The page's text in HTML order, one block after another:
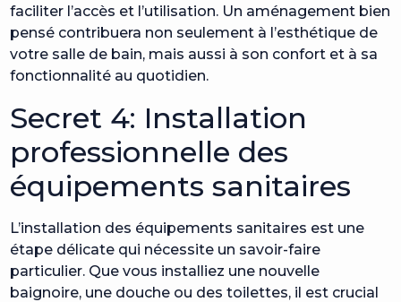
faciliter l’accès et l’utilisation. Un aménagement bien
pensé contribuera non seulement à l’esthétique de
votre salle de bain, mais aussi à son confort et à sa
fonctionnalité au quotidien.
Secret 4: Installation
professionnelle des
équipements sanitaires
L’installation des équipements sanitaires est une
étape délicate qui nécessite un savoir-faire
particulier. Que vous installiez une nouvelle
baignoire, une douche ou des toilettes, il est crucial